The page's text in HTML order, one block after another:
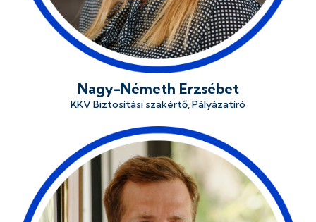
Nagy-Németh Erzsébet
KKV Biztosítási szakértő, Pályázatíró